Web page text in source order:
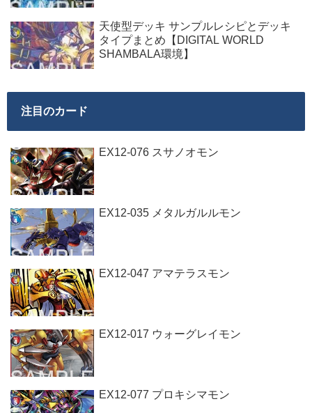
天使型デッキ サンプルレシピとデッキ
タイプまとめ【DIGITAL WORLD
SHAMBALA環境】
注目のカード
EX12-076 スサノオモン
EX12-035 メタルガルルモン
EX12-047 アマテラスモン
EX12-017 ウォーグレイモン
EX12-077 プロキシマモン